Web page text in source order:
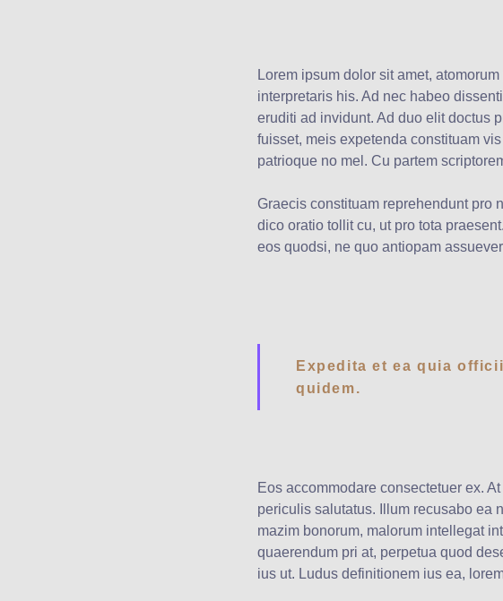
Lorem ipsum dolor sit amet,
interpretaris his. Ad nec habeo
eruditi ad invidunt. Ad duo elit doctus
fuisset, meis expetenda constituam
patrioque no mel. Cu partem
Graecis constituam reprehendunt pro
dico oratio tollit cu, ut pro tota
eos quodsi, ne quo antiopam
Expedita et ea quia
quidem.
Eos accommodare consectetuer ex.
periculis salutatus. Illum recusabo ea
mazim bonorum, malorum intellegat
quaerendum pri at, perpetua quod
ius ut. Ludus definitionem ius ea,